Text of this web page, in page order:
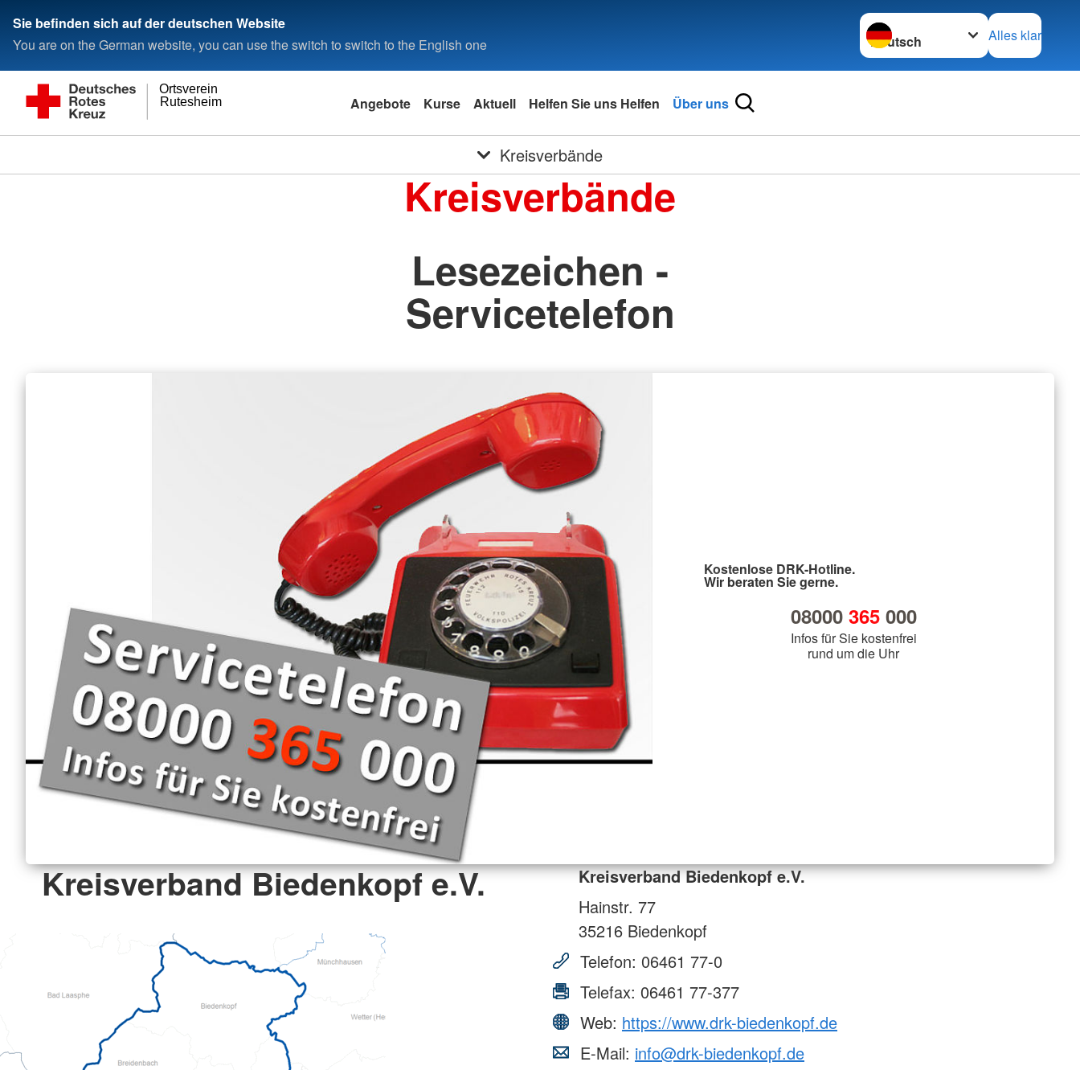
Sie befinden sich auf der deutschen Website
You are on the German website, you can use the switch to switch to the English one
Sprache wechseln zu
Alles klar
Rutesheim
Ortsverein
Angebote Kurse Aktuell Helfen Sie uns Helfen Über uns
Kreisverbände
Kreisverbände
Lesezeichen -
Servicetelefon
Kostenlose DRK-Hotline.
Wir beraten Sie gerne.
08000 365000
Infos für Sie kostenfrei
rund um die Uhr
Kreisverband Biedenkopf e.V.
Kreisverband Biedenkopf e.V.
Hainstr. 77
35216 Biedenkopf
Telefon: 06461 77-0
Telefax: 06461 77-377
Web: https://www.drk-biedenkopf.de
E-Mail: info@drk-biedenkopf.de